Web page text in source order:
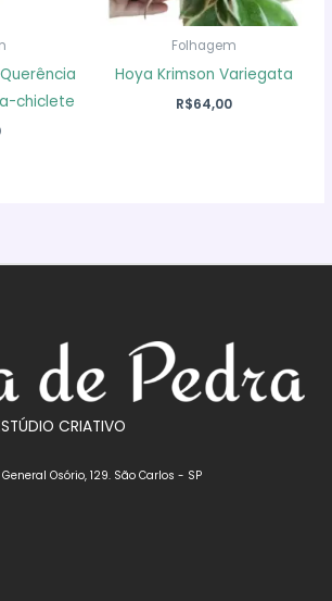
chiclete
Folhagem
Hoya Krimson Variegata
R$64,00
CRIATIVO
Osório, 129. São Carlos - SP